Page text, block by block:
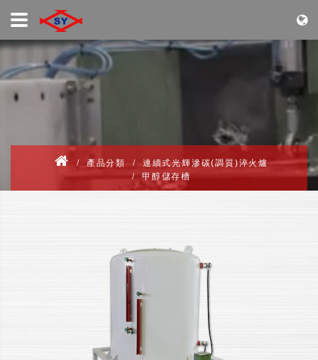
產品分類
連續式光輝滲碳(調質)淬火爐
甲醇儲存槽